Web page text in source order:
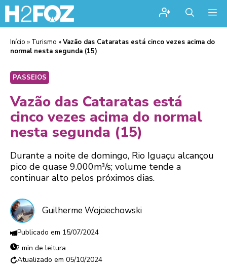
Início » Turismo »Vazão das Cataratas está cinco vezes acima do
normal nesta segunda (15)
PASSEIOS
Vazão das Cataratas está
cinco vezes acima do normal
nesta segunda (15)
Durante a noite de domingo, Rio Iguaçu alcançou
pico de quase 9.000m³/s; volume tende a
continuar alto pelos próximos dias.
Guilherme Wojciechowski
15/07/2024
2 min de leitura
05/10/2024